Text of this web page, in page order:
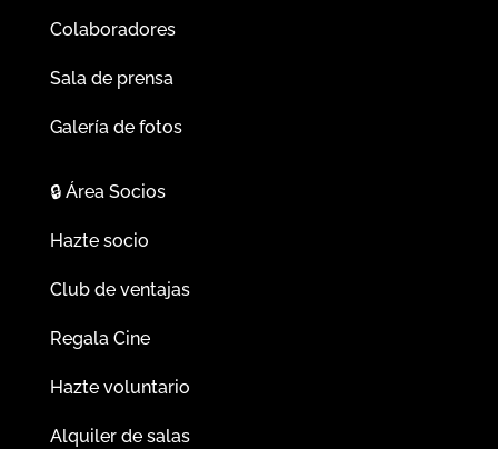
Colaboradores
Sala de prensa
Galería de fotos
🔒Área Socios
Hazte socio
Club de ventajas
Regala Cine
Hazte voluntario
Alquiler de salas